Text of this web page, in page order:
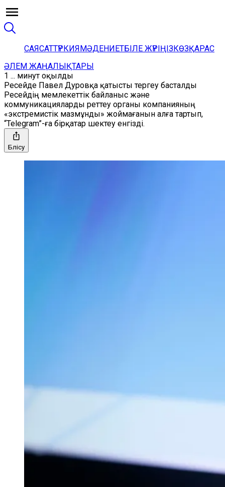
САЯСАТТҮРКИЯМӘДЕНИЕТБІЛЕ ЖҮРІҢІЗКӨЗҚАРАС
ӘЛЕМ ЖАҢАЛЫҚТАРЫ
1 ... минут оқылды
Ресейде Павел Дуровқа қатысты тергеу басталды
Ресейдің мемлекеттік байланыс және
коммуникацияларды реттеу органы компанияның
«экстремистік мазмұнды» жоймағанын алға тартып,
“Telegram”-ға бірқатар шектеу енгізді.
Бөлісу